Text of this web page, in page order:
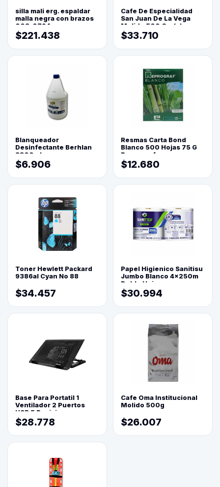
silla mali erg. espaldar
malla negra con brazos
003-0794
$221.438
Cafe De Especialidad
San Juan De La Vega
Molido 500 Grs(=)
$33.710
Blanqueador
Desinfectante Berhlan
3800ml
$6.906
Resmas Carta Bond
Blanco 500 Hojas 75 G
Reprograf.
$12.680
Toner Hewlett Packard
9386al Cyan No 88
$34.457
Papel Higienico Sanitisu
Jumbo Blanco 4x250m
Doble Hoja
$30.994
Base Para Portatil 1
Ventilador 2 Puertos
USB 5 Posiciones
$28.778
Cafe Oma Institucional
Molido 500g
$26.007